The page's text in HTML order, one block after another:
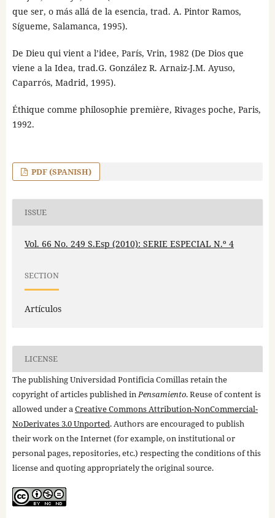
que ser, o más allá de la esencia, trad. A. Pintor Ramos,
Sígueme, Salamanca, 1995).
De Dieu qui vient a l’idee, París, Vrin, 1982 (De Dios que
viene a la Idea, trad.G. González R. Arnaiz-J.M. Ayuso,
Caparrós, Madrid, 1995).
Éthique comme philosophie première, Rivages poche, Paris,
1992.
PDF (SPANISH)
ISSUE
Vol. 66 No. 249 S.Esp (2010): SERIE ESPECIAL N.º 4
SECTION
Artículos
LICENSE
The publishing Universidad Pontificia Comillas retain the
copyright of articles published inPensamiento. Reuse of content is
allowed under aCreative Commons Attribution-NonCommercial-
NoDerivates 3.0 Unported. Authors are encouraged to publish
their work on the Internet (for example, on institutional or
personal pages, repositories, etc.) respecting the conditions of this
license and quoting appropriately the original source.